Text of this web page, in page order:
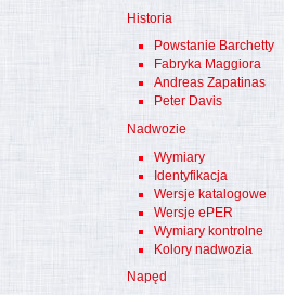
Historia
Powstanie Barchetty
Fabryka Maggiora
Andreas Zapatinas
Peter Davis
Nadwozie
Wymiary
Identyfikacja
Wersje katalogowe
Wersje ePER
Wymiary kontrolne
Kolory nadwozia
Napęd